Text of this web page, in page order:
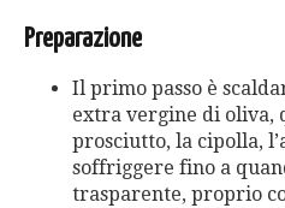
Preparazione
Il primo passo è
extra vergine di oliva,
prosciutto, la cipolla,
soffriggere fino a
trasparente, proprio